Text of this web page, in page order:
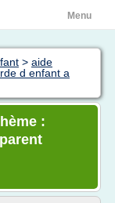
Menu
> aide
d enfant a
: